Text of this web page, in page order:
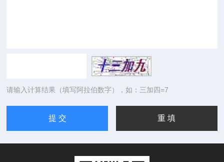
请输入计算结果（填写阿拉伯数字），如：三加四=7